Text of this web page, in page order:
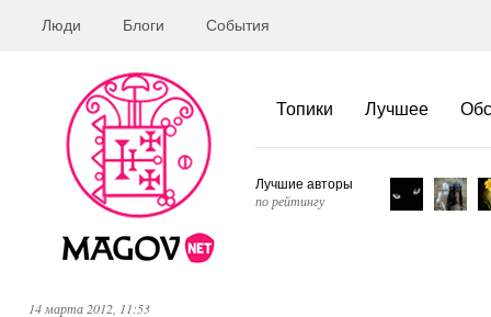
Люди Блоги События
Топики Лучшее
Лучшие авторы
по рейтингу
14 марта 2012, 11:53